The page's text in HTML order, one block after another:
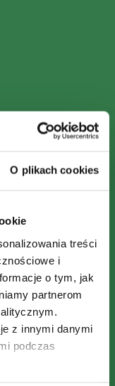
O plikach cookies
treści
i
o tym, jak
partnerom
z innymi danymi
podczas